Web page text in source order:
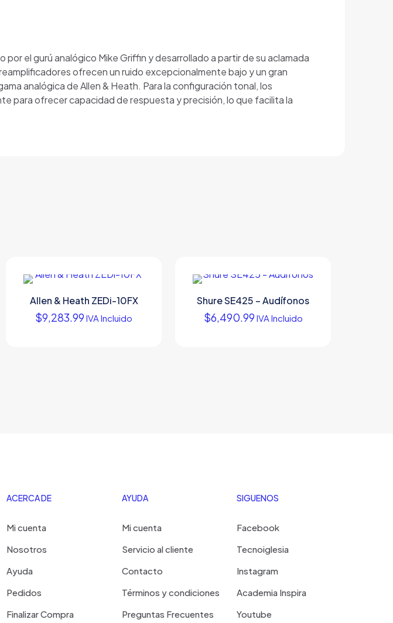
el gurú analógico Mike Griffin y desarrollado a partir de su aclamada
ofrecen un ruido excepcionalmente bajo y un gran
analógica de Allen & Heath. Para la configuración tonal, los
para ofrecer capacidad de respuesta y precisión, lo que facilita la
Allen & Heath ZEDi-10FX
$9,283.99 IVA Incluido
Shure SE425 – Audífonos
$6,490.99 IVA Incluido
ACERCA DE
Mi cuenta
Nosotros
Ayuda
Pedidos
Finalizar Compra
AYUDA
Mi cuenta
Servicio al cliente
Contacto
Términos y condiciones
Preguntas Frecuentes
SIGUENOS
Facebook
Tecnoiglesia
Instagram
Academia Inspira
Youtube